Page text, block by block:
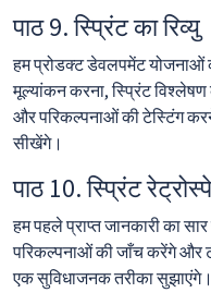
पाठ 9. स्प्रिंट का रिव्यु
हम प्रोडक्ट डेवलपमेंट योजनाओं
मूल्यांकन करना, स्प्रिंट विश्लेषण
और परिकल्पनाओं की टेस्टिंग
सीखेंगे।
पाठ 10. स्प्रिंट
हम पहले प्राप्त जानकारी का
परिकल्पनाओं की जाँच करेंगे और
एक सुविधाजनक तरीका सुझाएंगे।